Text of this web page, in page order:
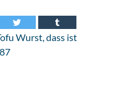
Wurst, dass ist